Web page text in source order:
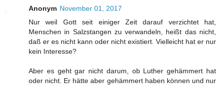
Anonym November 01, 2017
Nur weil Gott seit einiger Zeit darauf verzichtet hat,
Menschen in Salzstangen zu verwandeln, heißt das nicht,
daß er es nicht kann oder nicht existiert. Vielleicht hat er nur
kein Interesse?
Aber es geht gar nicht darum, ob Luther gehämmert hat
oder nicht. Er hätte aber gehämmert haben können und nur